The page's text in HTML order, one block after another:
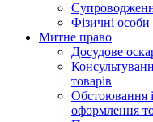
Фізичні особи
Митне право
Досудове
товарів
Обстоювання
оформлення